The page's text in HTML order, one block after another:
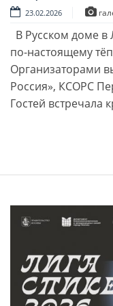
23.02.2026
В Русском доме
по-настоящему
Организаторами
Россия», КСОРС
Гостей встречала